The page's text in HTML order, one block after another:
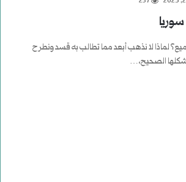
لماذا لا نذهب أبعد مما تطالب به قسد ونطرح
بشكلها الصحيح،…